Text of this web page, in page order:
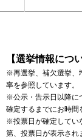
【選挙情報につ
※再選挙、補欠選挙、
率を参照しています。
※公示・告示日以降に
確定するまでにお時間
※投票日が確定してい
第、投票日が表示され